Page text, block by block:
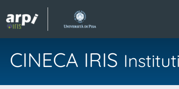
CINECA IRIS